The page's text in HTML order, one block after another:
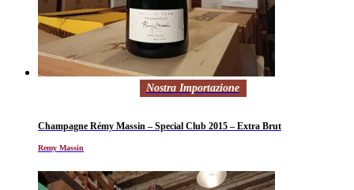
Nostra Importazione
Champagne Rémy Massin – Special Club 2015 – Extra Brut
Remy Massin